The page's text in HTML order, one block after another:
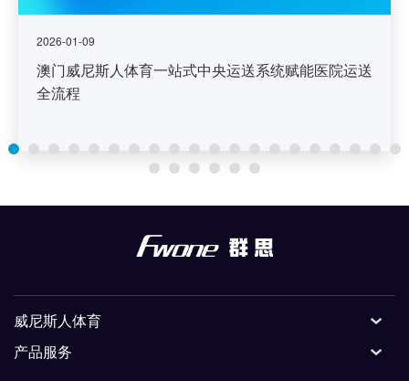
2026-01-09
澳门威尼斯人体育一站式中央运送系统赋能医院运送
全流程
威尼斯人体育
产品服务